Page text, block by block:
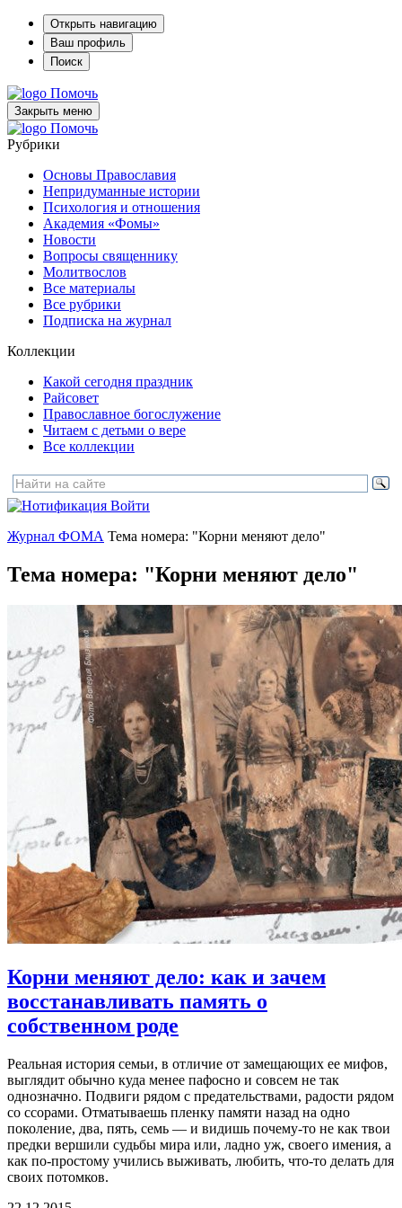
Открыть навигацию
Ваш профиль
Поиск
Помочь
Закрыть меню
Помочь
Рубрики
Основы Православия
Непридуманные истории
Психология и отношения
Академия «Фомы»
Новости
Вопросы священнику
Молитвослов
Все материалы
Все рубрики
Подписка на журнал
Коллекции
Какой сегодня праздник
Райсовет
Православное богослужение
Читаем с детьми о вере
Все коллекции
Войти
Журнал ФОМА Тема номера: "Корни меняют дело"
Тема номера: "Корни меняют дело"
Корни меняют дело: как и зачем
восстанавливать память о
собственном роде
Реальная история семьи, в отличие от замещающих ее мифов,
выглядит обычно куда менее пафосно и совсем не так
однозначно. Подвиги рядом с предательствами, радости рядом
со ссорами. Отматываешь пленку памяти назад на одно
поколение, два, пять, семь — и видишь почему-то не как твои
предки вершили судьбы мира или, ладно уж, своего имения, а
как по-простому учились выживать, любить, что-то делать для
своих потомков.